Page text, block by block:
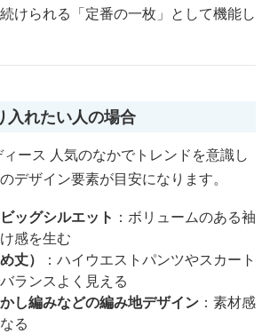
けられる「定番の一枚」として機能し
入れたい人の場合
ース 人気のなかでトレンドを意識し
デザイン要素が目安になります。
ッグシルエット ：ボリュームのある袖
感を生む
丈）
：ハイウエストパンツやスカート
ランスよく見える
し編みなどの編み地デザイン ：素材感
る